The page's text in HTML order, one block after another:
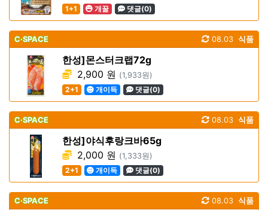
1+1
개꿀 댓글(0)
C·SPACE 식품
08.03
한성]몬스터크랩72g
2,900 원 (1,933원)
2+1
개이득 댓글(0)
C·SPACE 식품
08.03
한성]야식후랑크바65g
2,000 원 (1,333원)
2+1
개이득 댓글(0)
C·SPACE 식품
08.03